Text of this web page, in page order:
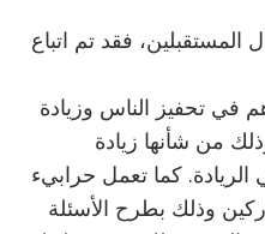
المستقبلين، فقد تم اتباع
في تحفيز الناس وزيادة
من شأنها زيادة
الريادة. كما تعمل حرابيء
وذلك بطرح الأسئلة